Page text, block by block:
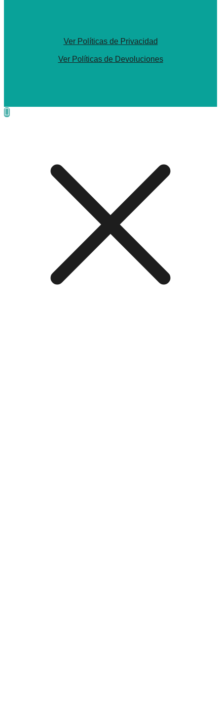
Ver Políticas de Privacidad
Ver Políticas de Devoluciones